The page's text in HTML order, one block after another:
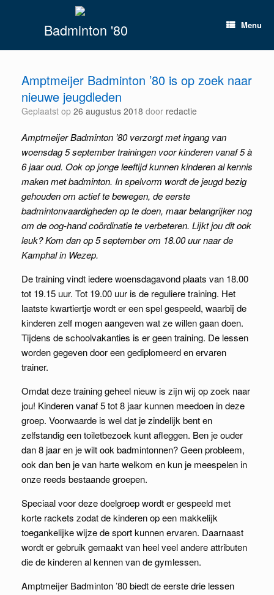
Badminton '80 Menu
Amptmeijer Badminton ’80 is op zoek naar
nieuwe jeugdleden
Geplaatst op 26 augustus 2018 door redactie
Amptmeijer Badminton ’80 verzorgt met ingang van
woensdag 5 september trainingen voor kinderen vanaf 5 à
6 jaar oud. Ook op jonge leeftijd kunnen kinderen al kennis
maken met badminton. In spelvorm wordt de jeugd bezig
gehouden om actief te bewegen, de eerste
badmintonvaardigheden op te doen, maar belangrijker nog
om de oog-hand coördinatie te verbeteren. Lijkt jou dit ook
leuk? Kom dan op 5 september om 18.00 uur naar de
Kamphal in Wezep.
De training vindt iedere woensdagavond plaats van 18.00
tot 19.15 uur. Tot 19.00 uur is de reguliere training. Het
laatste kwartiertje wordt er een spel gespeeld, waarbij de
kinderen zelf mogen aangeven wat ze willen gaan doen.
Tijdens de schoolvakanties is er geen training. De lessen
worden gegeven door een gediplomeerd en ervaren
trainer.
Omdat deze training geheel nieuw is zijn wij op zoek naar
jou! Kinderen vanaf 5 tot 8 jaar kunnen meedoen in deze
groep. Voorwaarde is wel dat je zindelijk bent en
zelfstandig een toiletbezoek kunt afleggen. Ben je ouder
dan 8 jaar en je wilt ook badmintonnen? Geen probleem,
ook dan ben je van harte welkom en kun je meespelen in
onze reeds bestaande groepen.
Speciaal voor deze doelgroep wordt er gespeeld met
korte rackets zodat de kinderen op een makkelijk
toegankelijke wijze de sport kunnen ervaren. Daarnaast
wordt er gebruik gemaakt van heel veel andere attributen
die de kinderen al kennen van de gymlessen.
Amptmeijer Badminton ’80 biedt de eerste drie lessen